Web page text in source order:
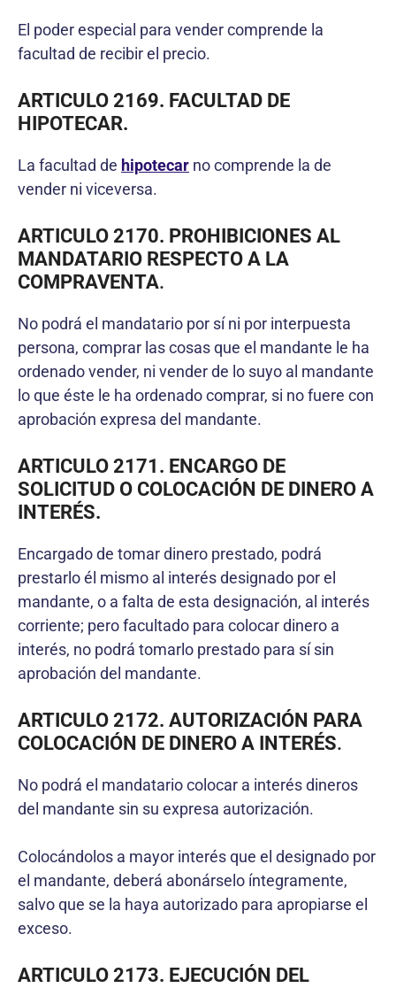
El poder especial para vender comprende la
facultad de recibir el precio.
ARTICULO 2169. FACULTAD DE
HIPOTECAR.
La facultad de hipotecar no comprende la de
vender ni viceversa.
ARTICULO 2170. PROHIBICIONES AL
MANDATARIO RESPECTO A LA
COMPRAVENTA.
No podrá el mandatario por sí ni por interpuesta
persona, comprar las cosas que el mandante le ha
ordenado vender, ni vender de lo suyo al mandante
lo que éste le ha ordenado comprar, si no fuere con
aprobación expresa del mandante.
ARTICULO 2171. ENCARGO DE
SOLICITUD O COLOCACIÓN DE DINERO A
INTERÉS.
Encargado de tomar dinero prestado, podrá
prestarlo él mismo al interés designado por el
mandante, o a falta de esta designación, al interés
corriente; pero facultado para colocar dinero a
interés, no podrá tomarlo prestado para sí sin
aprobación del mandante.
ARTICULO 2172. AUTORIZACIÓN PARA
COLOCACIÓN DE DINERO A INTERÉS.
No podrá el mandatario colocar a interés dineros
del mandante sin su expresa autorización.
Colocándolos a mayor interés que el designado por
el mandante, deberá abonárselo íntegramente,
salvo que se la haya autorizado para apropiarse el
exceso.
ARTICULO 2173. EJECUCIÓN DEL